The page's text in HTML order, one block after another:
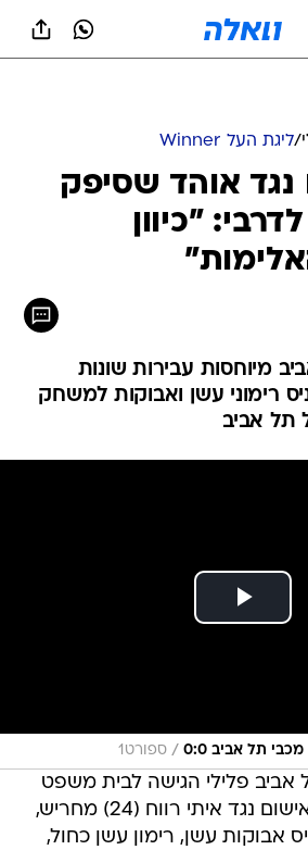
/ליגת העל Winner
נגד אוהד שסיפק
"כיוון
מיוחסות עבירות שונות
רימוני עשן ואבוקות למשחק
תל אביב
תל אביב 0:0 / ספורט1
אביב פלילי הגישה לבית משפט
השלום בעיר כתב אישום נגד איתי רווח (24) מחריש,
אבוקות עשן, רימון עשן כחול,